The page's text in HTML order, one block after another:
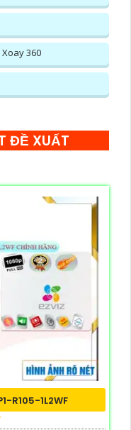
360
ĐỀ XUẤT
R105-1L2WF